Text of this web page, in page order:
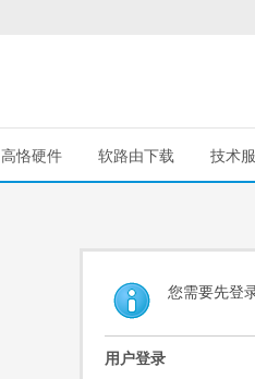
高恪硬件 软路由下载 技术
您需要先登
用户登录